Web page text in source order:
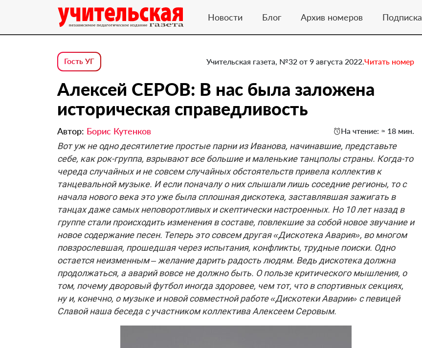
Новости Блог Архив номеров Подписка
Гость УГ Учительская газета, №32 от 9 августа 2022.Читать номер
Алексей СЕРОВ: В нас была заложена
историческая справедливость
Автор: Борис Кутенков На чтение: ≈ 18 мин.
Вот уж не одно десятилетие простые парни из Иванова, начинавшие, представьте
себе, как рок-группа, взрывают все большие и маленькие танцполы страны. Когда-то
череда случайных и не совсем случайных обстоятельств привела коллектив к
танцевальной музыке. И если поначалу о них слышали лишь соседние регионы, то с
начала нового века это уже была сплошная дискотека, заставлявшая зажигать в
танцах даже самых неповоротливых и скептически настроенных. Но 10 лет назад в
группе стали происходить изменения в составе, повлекшие за собой новое звучание и
новое содержание песен. Теперь это совсем другая «Дискотека Авария», во многом
повзрослевшая, прошедшая через испытания, конфликты, трудные поиски. Одно
остается неизменным – желание дарить радость людям. Ведь дискотека должна
продолжаться, а аварий вовсе не должно быть. О пользе критического мышления, о
том, почему дворовый футбол иногда здоровее, чем тот, что в спортивных секциях,
ну и, конечно, о музыке и новой совместной работе «Дискотеки Аварии» с певицей
Славой наша беседа с участником коллектива Алексеем Серовым.